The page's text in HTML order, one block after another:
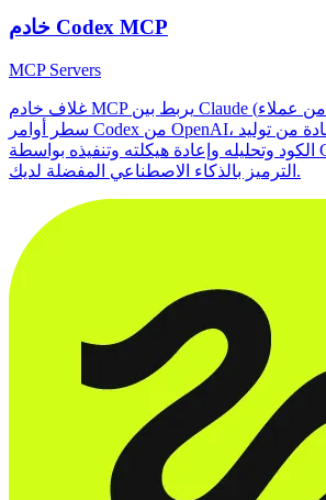
خادم Codex MCP
MCP Servers
غلاف خادم MCP يربط بين Claude (وغيرها من عملاء MCP) وواجهة
سطر أوامر Codex من OpenAI، مما يمكنك من الاستفادة من توليد
الكود وتحليله وإعادة هيكلته وتنفيذه بواسطة GPT مباشرة من بيئة
الترميز بالذكاء الاصطناعي المفضلة لديك.